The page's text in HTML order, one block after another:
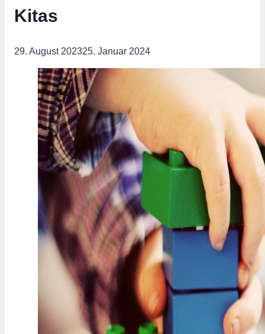
Kitas
29. August 202325. Januar 2024